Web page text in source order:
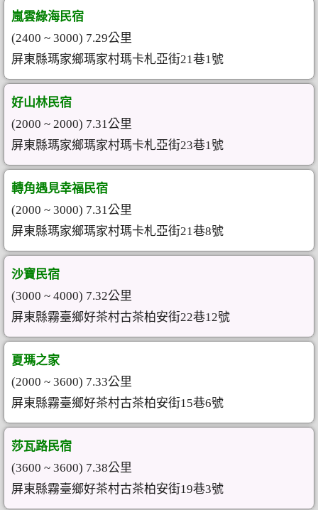
嵐雲綠海民宿
(2400 ~ 3000) 7.29公里
屏東縣瑪家鄉瑪家村瑪卡札亞街21巷1號
好山林民宿
(2000 ~ 2000) 7.31公里
屏東縣瑪家鄉瑪家村瑪卡札亞街23巷1號
轉角遇見幸福民宿
(2000 ~ 3000) 7.31公里
屏東縣瑪家鄉瑪家村瑪卡札亞街21巷8號
沙寶民宿
(3000 ~ 4000) 7.32公里
屏東縣霧臺鄉好茶村古茶柏安街22巷12號
夏瑪之家
(2000 ~ 3600) 7.33公里
屏東縣霧臺鄉好茶村古茶柏安街15巷6號
莎瓦路民宿
(3600 ~ 3600) 7.38公里
屏東縣霧臺鄉好茶村古茶柏安街19巷3號